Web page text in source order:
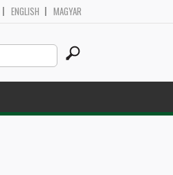
ENGLISH MAGYAR
Search
this
site